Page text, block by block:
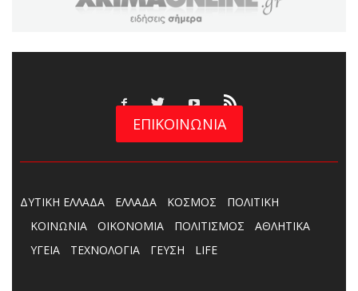
ΕΠΙΚΟΙΝΩΝΙΑ
ΔΥΤΙΚΗ ΕΛΛΑΔΑ ΕΛΛΑΔΑ ΚΟΣΜΟΣ
ΠΟΛΙΤΙΚΗ
ΚΟΙΝΩΝΙΑ
ΟΙΚΟΝΟΜΙΑ ΠΟΛΙΤΙΣΜΟΣ
ΑΘΛΗΤΙΚΑ
ΥΓΕΙΑ
ΤΕΧΝΟΛΟΓΙΑ ΓΕΥΣΗ LIFE